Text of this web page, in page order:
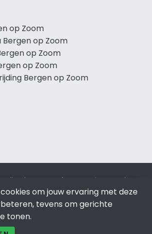
op Zoom
Bergen op Zoom
op Zoom
op Zoom
Bergen op Zoom
en SEO door SEO-bureau
Lion
alleen voor bewezen resultaten?SEO
No Pay.Bergen op Zoomis onderdeel
van Lion Internet.
om jouw ervaring met deze
tevens om gerichte
tonen.